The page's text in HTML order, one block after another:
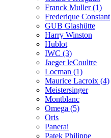
Franck Muller(1)
Frederique Constant
GUB Glashütte
Harry Winston
Hublot
IWC (3)
Jaeger leCoultre
Locman (1)
Maurice Lacroix (4)
Meistersinger
Montblanc
Omega (5)
Oris
Panerai
Patek Philippe